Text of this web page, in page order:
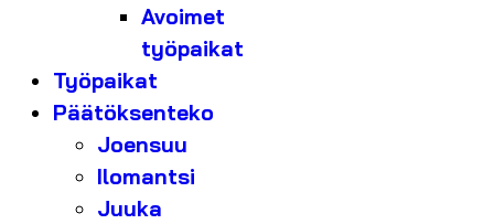
Avoimet
työpaikat
Työpaikat
Päätöksenteko
Joensuu
Ilomantsi
Juuka